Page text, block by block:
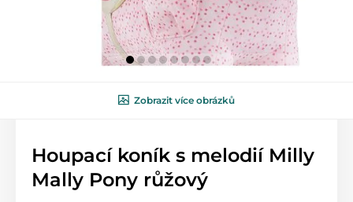
Zobrazit více obrázků
Houpací koník s melodií Milly
Mally Pony růžový